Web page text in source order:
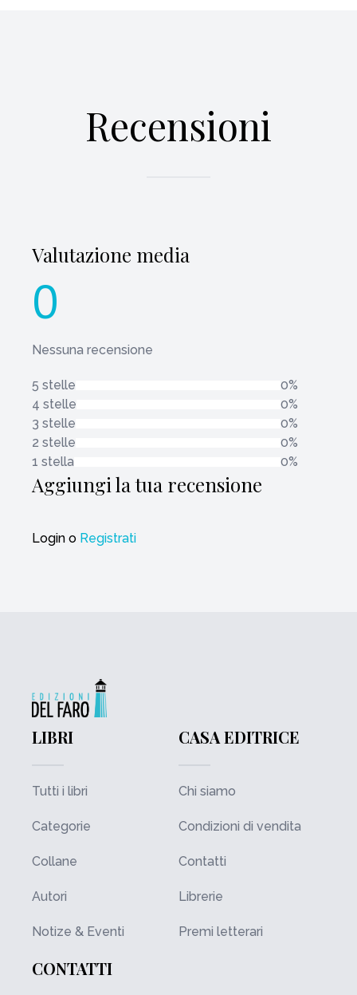
Recensioni
Valutazione media
0
Nessuna recensione
5 stelle
0%
4 stelle
0%
3 stelle
0%
2 stelle
0%
1 stella
0%
Aggiungi la tua recensione
Login o Registrati
LIBRI
Tutti i libri
Categorie
Collane
Autori
Notize & Eventi
CASA EDITRICE
Chi siamo
Condizioni di vendita
Contatti
Librerie
Premi letterari
CONTATTI